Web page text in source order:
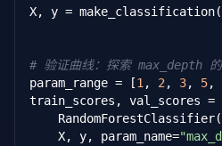
if train_mean[- 1] < 0.75:
    print(
"\n诊断: 欠拟合 -
elif final_gap > 0.05:
    print(
"\n诊断: 过拟合 -
:
X, y =
# 验证曲线：探索 max_depth
param_range = [1 , 2 , 3, 5,
train_scores, val_scores =
    X, y, param_name=